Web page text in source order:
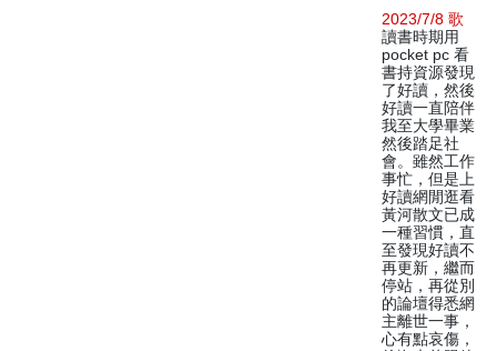
2023/7/8 歌
讀書時期用
pocket pc 看
書持資源發現
了好讀，然後
好讀一直陪伴
我至大學畢業
然後踏足社
會。雖然工作
事忙，但是上
好讀網閒逛看
黃河散文已成
一種習慣，直
至發現好讀不
再更新，繼而
停站，再從別
的論壇得悉網
主離世一事，
心有點哀傷，